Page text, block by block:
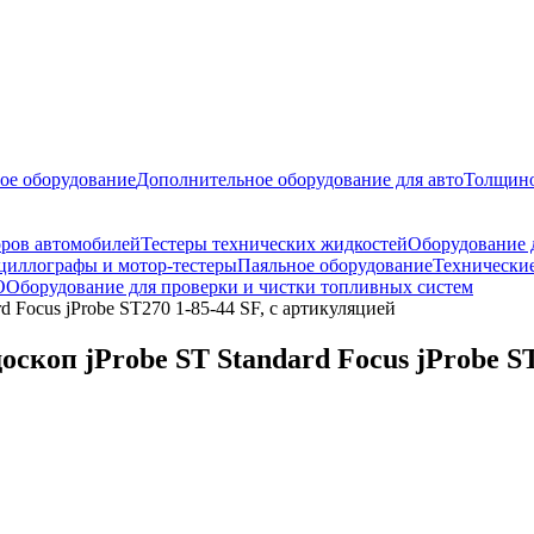
оборудованиеДополнительное оборудование для авто
автомобилейТестеры технических жидкостейОборудование
и мотор-тестерыПаяльное оборудование
Оборудование для проверки и чистки топливных систем
jProbe ST270 1-85-44 SF, с артикуляцией
jProbe ST Standard Focus jProbe